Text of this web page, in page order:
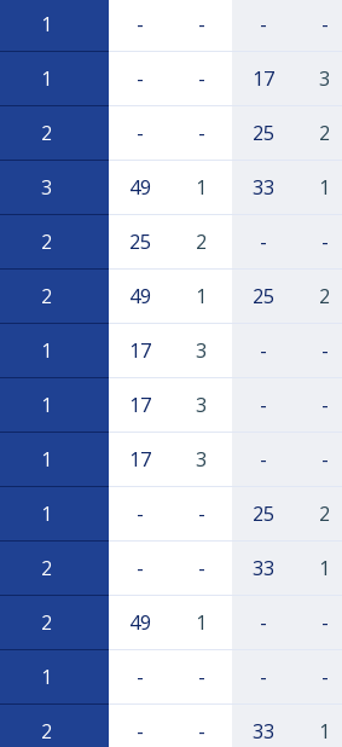
1 - - - -
1 - - 17 3
2 - - 25 2
3 49 1 33 1
2 25 2 - -
2 49 1 25 2
1 17 3 - -
1 17 3 - -
1 17 3 - -
1 - - 25 2
2 - - 33 1
2 49 1 - -
1 - - - -
2 - - 33 1